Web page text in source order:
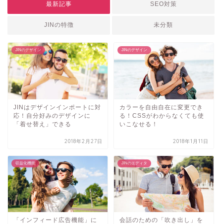
最新記事 SEO対策
JINの特徴 未分類
JINのデザイン
JINはデザインインポートに対
応！自分好みのデザインに
「着せ替え」できる
2018年2月27日
JINのデザイン
カラーを自由自在に変更でき
る！CSSがわからなくても使
いこなせる！
2018年1月11日
収益化機能
「インフィード広告機能」に
JINのエディタ
会話のための「吹き出し」を